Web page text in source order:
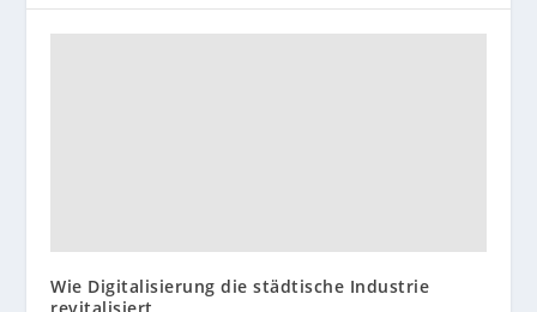
Wie Digitalisierung die städtische Industrie